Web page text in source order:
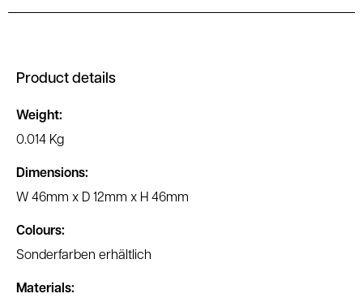
Product details
Weight:
0.014 Kg
Dimensions:
W 46mm x D 12mm x H 46mm
Colours:
Sonderfarben erhältlich
Materials: